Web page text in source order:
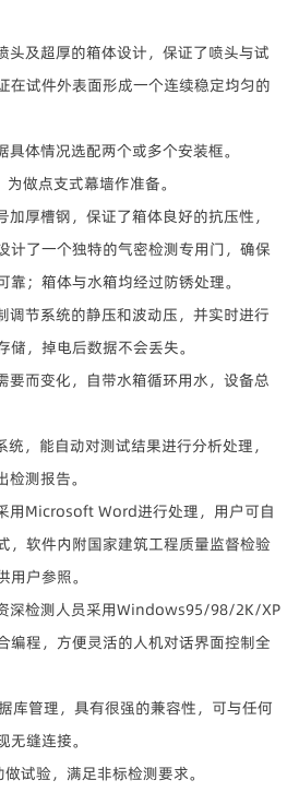
及超厚的箱体设计，保证了喷头与试
在试件外表面形成一个连续稳定均匀的
体情况选配两个或多个安装框。
做点支式幕墙作准备。
厚槽钢，保证了箱体良好的抗压性，
计了一个独特的气密检测专用门，确保
靠；箱体与水箱均经过防锈处理。
节系统的静压和波动压，并实时进行
储，掉电后数据不会丢失。
而变化，自带水箱循环用水，设备总
，能自动对测试结果进行分析处理，
测报告。
用Microsoft Word进行处理，用户可自
，软件内附国家建筑工程质量监督检验
用户参照。
深检测人员采用Windows95/98/2K/XP
编程，方便灵活的人机对话界面控制全
库管理，具有很强的兼容性，可与任何
无缝连接。
试验，满足非标检测要求。